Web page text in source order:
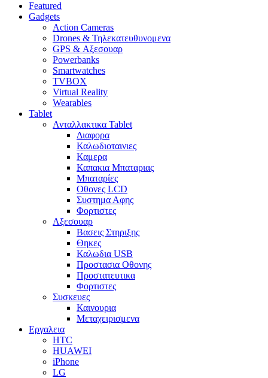
Featured
Gadgets
Action Cameras
Drones & Τηλεκατευθυνομενα
GPS & Αξεσουαρ
Powerbanks
Smartwatches
TVBOX
Virtual Reality
Wearables
Tablet
Ανταλλακτικα Tablet
Διαφορα
Καλωδιοταινιες
Καμερα
Καπακια Μπαταριας
Μπαταρίες
Οθονες LCD
Συστημα Αφης
Φορτιστες
Αξεσουαρ
Βασεις Στηριξης
Θηκες
Καλωδια USB
Προστασια Οθονης
Προστατευτικα
Φορτιστες
Συσκευες
Καινουρια
Μεταχειρισμενα
Εργαλεια
HTC
HUAWEI
iPhone
LG